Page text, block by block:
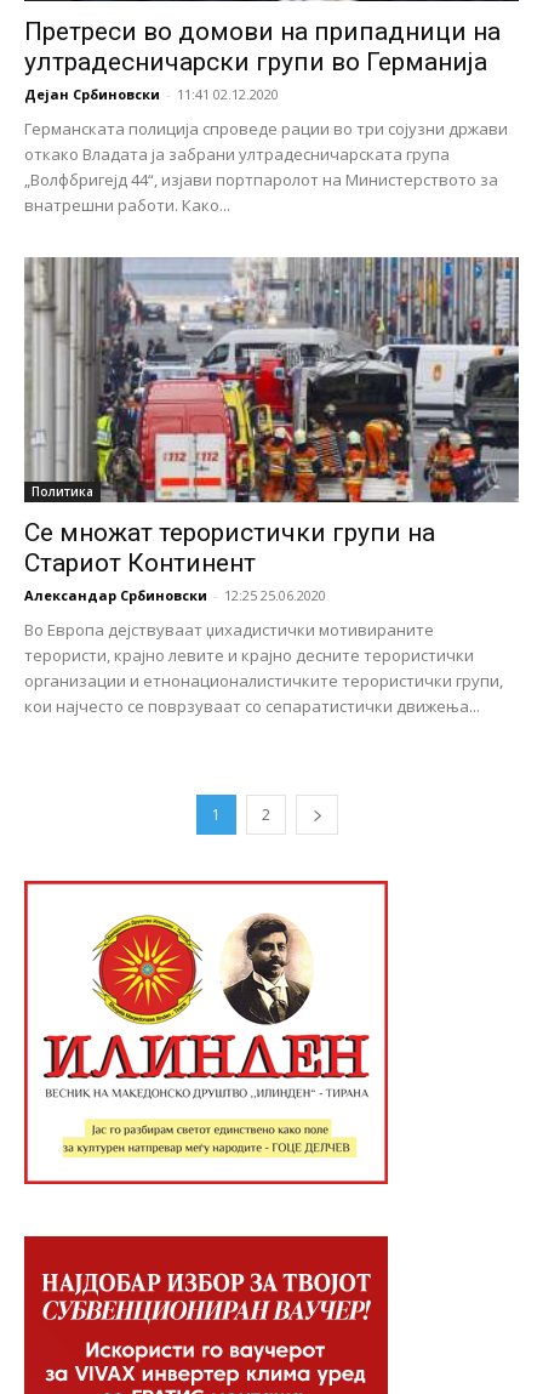
Претреси во домови на припадници на
ултрадесничарски групи во Германија
Дејан Србиновски - 11:41 02.12.2020
Германската полиција спроведе рации во три сојузни држави
откако Владата ја забрани ултрадесничарската група
„Волфбригејд 44“, изјави портпаролот на Министерството за
внатрешни работи. Како...
Политика
Се множат терористички групи на
Стариот Континент
Александар Србиновски - 12:25 25.06.2020
Во Европа дејствуваат џихадистички мотивираните
терористи, крајно левите и крајно десните терористички
организации и етнонационалистичките терористички групи,
кои најчесто се поврзуваат со сепаратистички движења...
1 2